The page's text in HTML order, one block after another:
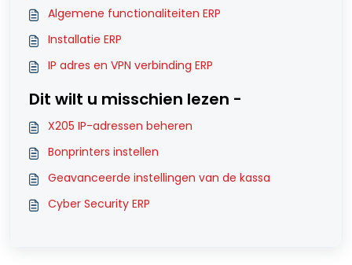
Algemene functionaliteiten ERP
Installatie ERP
IP adres en VPN verbinding ERP
Dit wilt u misschien lezen -
X205 IP-adressen beheren
Bonprinters instellen
Geavanceerde instellingen van de kassa
Cyber Security ERP